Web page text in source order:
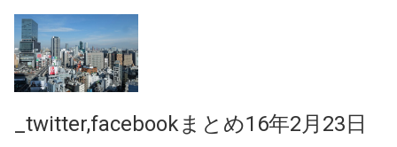
_twitter,facebookまとめ16年2月23日